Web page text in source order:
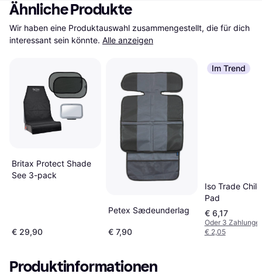
Ähnliche Produkte
Wir haben eine Produktauswahl zusammengestellt, die für dich
interessant sein könnte. Alle anzeigen
Britax Protect Shade
See 3-pack
€ 29,90
Petex Sædeunderlag
€ 7,90
Im Trend
Iso Trade
Pad
€ 6,17
Oder 3
€ 2,05
Produktinformationen